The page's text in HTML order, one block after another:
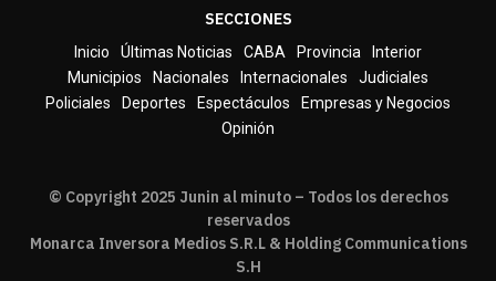
SECCIONES
Inicio Últimas Noticias CABA Provincia
Interior
Municipios
Nacionales Internacionales
Judiciales
Policiales
Deportes Espectáculos
Empresas y Negocios
Opinión
© Copyright 2025 Junin al minuto – Todos los derechos
reservados
Monarca Inversora Medios S.R.L & Holding Communications
S.H